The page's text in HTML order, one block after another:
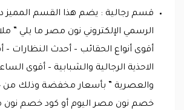
قسم رجالية : يضم هذا القسم المميز
الرسمي الإلكتروني نون مصر ما يلي ”
أقوى أنواع الحقائب – أحدث النظارات –
الاحذية الرجالية والشبابية – أقوى
والعصرية ” بأسعار مخفضة وذلك من
خصم نون مصر اليوم أو كود خصم